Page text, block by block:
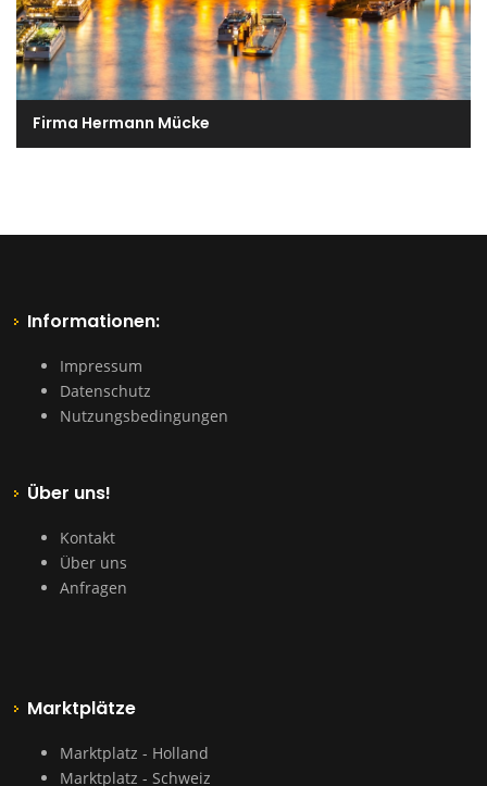
Firma Hermann Mücke
Informationen:
Impressum
Datenschutz
Nutzungsbedingungen
Über uns!
Kontakt
Über uns
Anfragen
Marktplätze
Marktplatz - Holland
Marktplatz - Schweiz